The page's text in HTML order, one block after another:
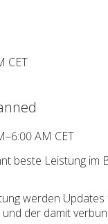
CET
AM CET
beste Leistung im
werden
der damit